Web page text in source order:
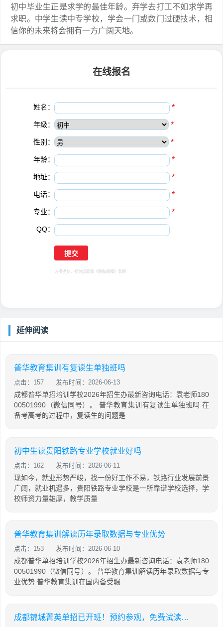
初中毕业生正是求学的最佳年龄。弃学去打工不如求学再
求职。中学生读中专学校，学会一门或数门过硬技术，相
信你的未来将会拥有一方广阔天地。
在线报名
姓名： *
年级： *
性别： *
年龄： *
地址： *
电话： *
专业： *
QQ：
选择提交，视为您同意 《隐私保障》 条例
延伸阅读
普华教育集训有复读生单独班吗
点击：157 发布时间：2026-06-13
成都普华单招培训学校2026年招生办最新咨询电话：袁老师180
00501990（微信同号）。 普华教育集训有复读生单独班吗 在
备考高考的过程中，复读生的问题是
初中生读贵阳铁路专业学校就业好吗
点击：162 发布时间：2026-06-11
现如今，就业形势严峻，找一份好工作不易，铁路行业发展前景
广阔，就业机遇多，贵阳铁路专业学校是一所靠谱学校选择，学
校师资力量雄厚，教学质量
普华教育集训解读历年录取数据与专业优势
点击：153 发布时间：2026-06-10
成都普华单招培训学校2026年招生办最新咨询电话：袁老师180
00501990（微信同号）。 普华教育集训解读历年录取数据与专
业优势 普华教育集训在国内备受瞩
成都锦城菁英单招已开班！预约参观，免费试读一周，满意再缴费！